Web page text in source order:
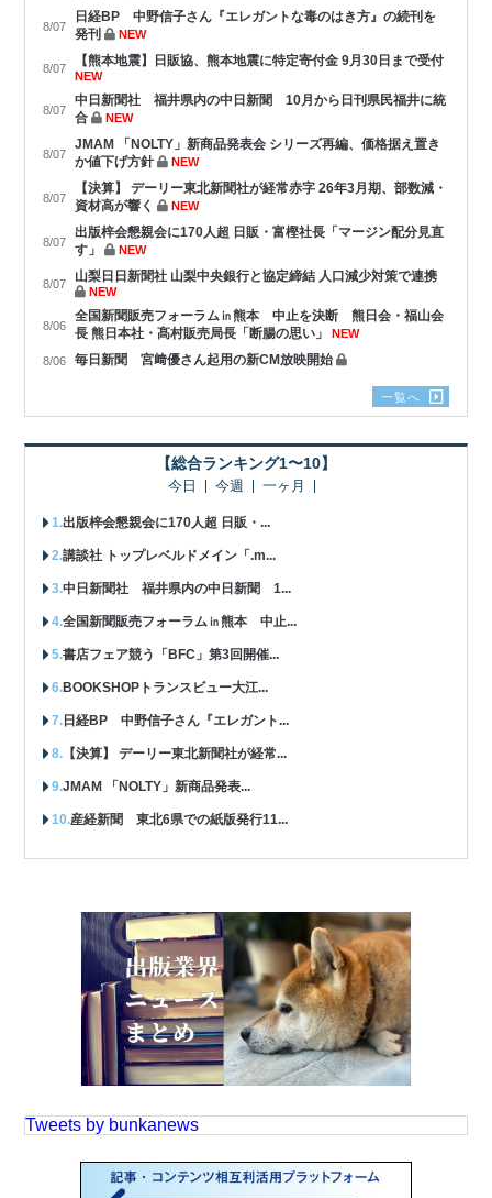
8/07
日経BP 中野信子さん『エレガントな毒のはき方』の続刊を
発刊
NEW
8/07 【熊本地震】日販協、熊本地震に特定寄付金 9月30日まで受付
NEW
8/07
中日新聞社 福井県内の中日新聞 10月から日刊県民福井に統
合
NEW
8/07
JMAM 「NOLTY」新商品発表会 シリーズ再編、価格据え置き
か値下げ方針
NEW
8/07
【決算】 デーリー東北新聞社が経常赤字 26年3月期、部数減・
資材高が響く
NEW
8/07
出版梓会懇親会に170人超 日販・富樫社長「マージン配分見直
す」
NEW
8/07 山梨日日新聞社 山梨中央銀行と協定締結 人口減少対策で連携
NEW
8/06
全国新聞販売フォーラム㏌熊本 中止を決断 熊日会・福山会
長 熊日本社・髙村販売局長「断腸の思い」
NEW
8/06 毎日新聞 宮﨑優さん起用の新CM放映開始
一覧へ
【総合ランキング1〜10】
今日 今週 一ヶ月
出版梓会懇親会に170人超 日販・...
講談社 トップレベルドメイン「.m...
中日新聞社 福井県内の中日新聞 1...
全国新聞販売フォーラム㏌熊本 中止...
書店フェア競う「BFC」第3回開催...
BOOKSHOPトランスビュー大江...
日経BP 中野信子さん『エレガント...
【決算】 デーリー東北新聞社が経常...
JMAM 「NOLTY」新商品発表...
産経新聞 東北6県での紙版発行11...
Tweets by bunkanews